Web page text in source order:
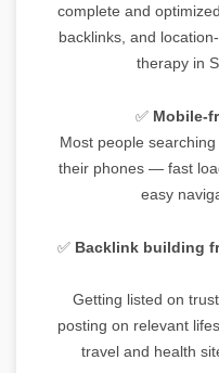
complete and
backlinks, and
therapy in
✅ Mobile-
Most people
their phones — fast
easy
✅ Backlink building
Getting listed on
posting on relevant
travel and health